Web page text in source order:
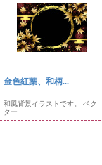
金色紅葉、和柄...
和風背景イラストです。 ベク
ター...